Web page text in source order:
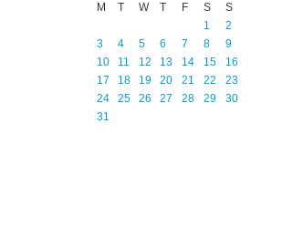
M
T W T F S
S
1
2
3
4 5 6 7 8
9
10
11 12 13 14 15
16
17
18 19 20 21 22
23
24
25 26 27 28 29
30
31